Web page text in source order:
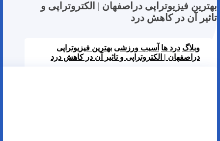
بهترین فیزیوتراپی دراصفهان | الکتروتراپی و
تاثیر آن در کاهش درد
وبلاگ درد ها آسیب ورزشی بهترین فیزیوتراپی
دراصفهان | الکتروتراپی و تاثیر آن در کاهش درد